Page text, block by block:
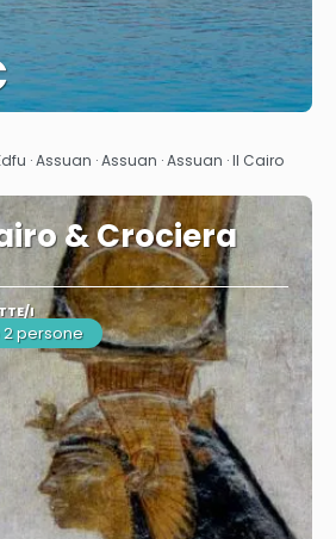
· Assuan · Assuan · Assuan · Il Cairo
& Crociera
I
persone